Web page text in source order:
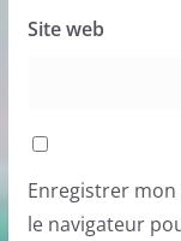
Site web
Enregistrer
le navigateur